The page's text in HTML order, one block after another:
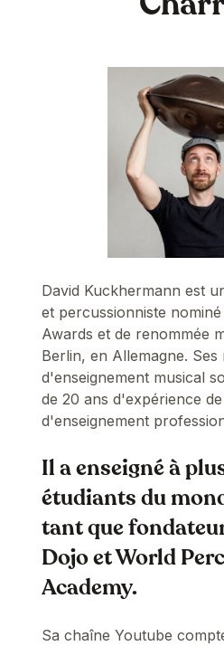
David Kuckhermann est
et percussionniste
Awards et de renommée
Berlin, en Allemagne. Ses
d'enseignement musical
de 20 ans d'expérience
d'enseignement
Il a enseigné à
étudiants du
tant que
Dojo et World
Academy.
Sa chaîne Youtube